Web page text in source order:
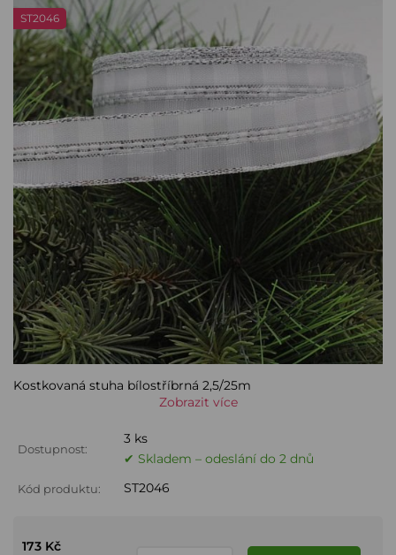
ST2046
Kostkovaná stuha bílostříbrná 2,5/25m
Zobrazit více
Dostupnost:
3 ks
✔ Skladem – odeslání do 2 dnů
Kód produktu: ST2046
173 Kč